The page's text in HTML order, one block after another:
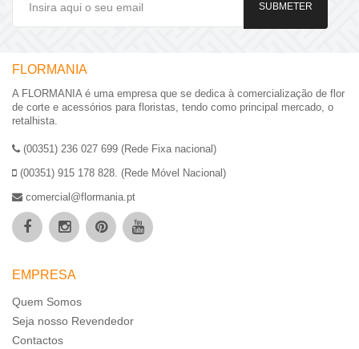
SUBMETER
FLORMANIA
A FLORMANIA é uma empresa que se dedica à comercialização de flor
de corte e acessórios para floristas, tendo como principal mercado, o
retalhista.
(00351) 236 027 699 (Rede Fixa nacional)
(00351) 915 178 828. (Rede Móvel Nacional)
comercial@flormania.pt
EMPRESA
Quem Somos
Seja nosso Revendedor
Contactos